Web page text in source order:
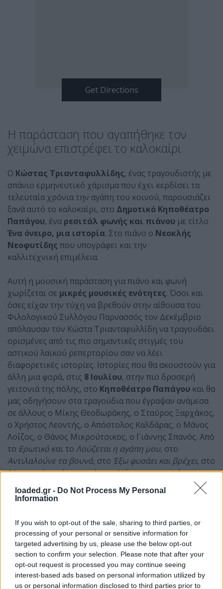
loaded.gr - Do Not Process My Personal
Information
If you wish to opt-out of the sale, sharing to third parties, or
processing of your personal or sensitive information for
targeted advertising by us, please use the below opt-out
section to confirm your selection. Please note that after your
opt-out request is processed you may continue seeing
interest-based ads based on personal information utilized by
us or personal information disclosed to third parties prior to
Η παράσταση που αγαπήθηκε τον
χειμώνα επιστρέφει το καλοκαίρι
Ο Κώστας Τριανταφυλλίδης, ένας τραγουδιστής με
σπάνιο ερμηνευτικό χάρισμα που έχει κερδίσει τα
τελευταία χρόνια την αγάπη του κοινού, παρουσιάζει
ξανά αυτό το καλοκαίρι, στο Δημοτικό Κηποθέατρο
Παπάγου, ένα ρεσιτάλ φωνής και πιάνου με τίτλο
Ένα όνειρο, μια ιστορία. Στο πιάνο ο Νεοκλής
Νεοφυτίδης που υπογράφει και την
καλλιτεχνική επιμέλεια.
Αυτή η μουσική παράσταση για πιάνο και φωνή
χωρίζεται σε μικρές μουσικές ενότητες. Όσοι και
όσες είχαν την τύχη να βρεθούν στην αίθουσα του
Φιλολογικού Συλλόγου Παρνασσός τον Δεκέμβριο
απόλαυσαν τον Κώστα Τριανταφυλλίδη να τραγουδάει
ορισμένες από τις πιο σημαντικές στιγμές του
αστικού λαϊκού ρεπερτορίου σαν να λέει
διαφορετικές ιστορίες. Ιστορίες που θα ακουστούν για
άλλη μια φορά, στις 8 Ιουλίου, στην πιο δροσερή
γειτονιά της πόλης, στο Κηποθέατρο Παπάγου και θα
μας οδηγήσουν στα τραγούδια που έγραψαν ανάμεσα
σε άλλους ο Μίκης Θεοδωράκης, ο Σταύρος Ξαρχάκος,
ο Χρήστος Λεοντής, ο Απόστολος Καλδάρας, ο Μάνος
Λοΐζος, ο Θάνος Μικρούτσικος, ο Γιάννης Σπανός. Από
το Ερωτικό και το Λούζεται η αγάπη μου, στο
Αντιλαλούνε τα βουνά, στο Έξω φυσάει και βρέχει, στο
Μια φορά και ένα καιρό, στηΝύχτακαι σε αμέτρητα
άλλα πολυαγαπημένα από τον θησαυρό της ελληνικής
δισκογραφίας.